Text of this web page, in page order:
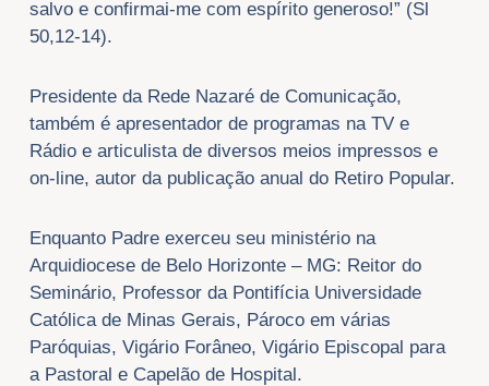
salvo e confirmai-me com espírito generoso!” (Sl
50,12-14).
Presidente da Rede Nazaré de Comunicação,
também é apresentador de programas na TV e
Rádio e articulista de diversos meios impressos e
on-line, autor da publicação anual do Retiro Popular.
Enquanto Padre exerceu seu ministério na
Arquidiocese de Belo Horizonte – MG: Reitor do
Seminário, Professor da Pontifícia Universidade
Católica de Minas Gerais, Pároco em várias
Paróquias, Vigário Forâneo, Vigário Episcopal para
a Pastoral e Capelão de Hospital.